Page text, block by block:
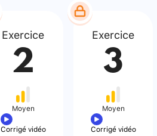
Exercice
2
Moyen
Corrigé vidéo
Exercice
3
Moyen
Corrigé vidéo